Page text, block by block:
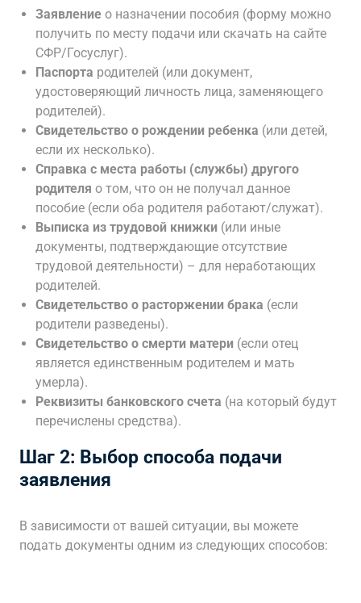
Заявление о назначении пособия (форму можно
получить по месту подачи или скачать на сайте
СФР/Госуслуг).
Паспорта родителей (или документ,
удостоверяющий личность лица, заменяющего
родителей).
Свидетельство о рождении ребенка (или детей,
если их несколько).
Справка с места работы (службы) другого
родителя о том, что он не получал данное
пособие (если оба родителя работают/служат).
Выписка из трудовой книжки (или иные
документы, подтверждающие отсутствие
трудовой деятельности) – для неработающих
родителей.
Свидетельство о расторжении брака (если
родители разведены).
Свидетельство о смерти матери (если отец
является единственным родителем и мать
умерла).
Реквизиты банковского счета (на который будут
перечислены средства).
Шаг 2: Выбор способа подачи
заявления
В зависимости от вашей ситуации, вы можете
подать документы одним из следующих способов: